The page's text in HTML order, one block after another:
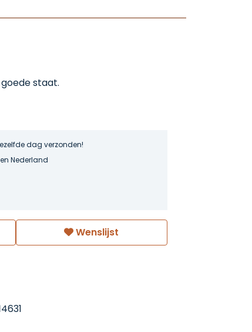
staat.
dag verzonden!
Nederland
Wenslijst